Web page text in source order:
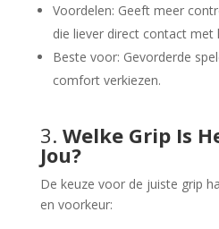
Voordelen: Geeft meer
die liever direct contact met
Beste voor: Gevorderde
comfort verkiezen.
3. Welke Grip Is
Jou?
De keuze voor de juiste grip
en voorkeur: